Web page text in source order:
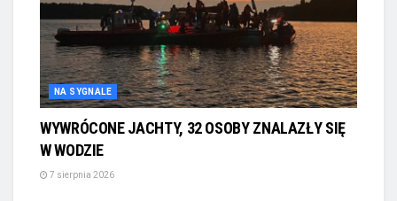
NA SYGNALE
WYWRÓCONE JACHTY, 32 OSOBY ZNALAZŁY SIĘ
W WODZIE
7 sierpnia 2026